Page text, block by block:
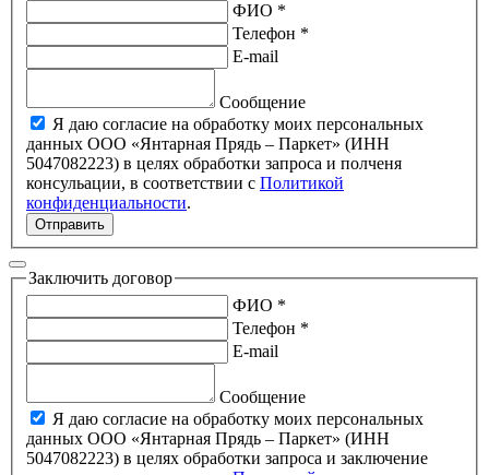
ФИО *
Телефон *
E-mail
Сообщение
Я даю согласие на обработку моих персональных
данных ООО «Янтарная Прядь – Паркет» (ИНН
5047082223) в целях обработки запроса и полченя
консульации, в соответствии с Политикой
конфиденциальности.
Отправить
Заключить договор
ФИО *
Телефон *
E-mail
Сообщение
Я даю согласие на обработку моих персональных
данных ООО «Янтарная Прядь – Паркет» (ИНН
5047082223) в целях обработки запроса и заключение